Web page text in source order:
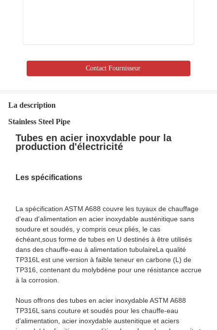
Contact Fournisseur
La description
Stainless Steel Pipe
Tubes en acier inoxydable pour la
production d'électricité
Les spécifications
La spécification ASTM A688 couvre les tuyaux de chauffage
d'eau d'alimentation en acier inoxydable austénitique sans
soudure et soudés, y compris ceux pliés, le cas
échéant,sous forme de tubes en U destinés à être utilisés
dans des chauffe-eau à alimentation tubulaireLa qualité
TP316L est une version à faible teneur en carbone (L) de
TP316, contenant du molybdène pour une résistance accrue
à la corrosion.
Nous offrons des tubes en acier inoxydable ASTM A688
TP316L sans couture et soudés pour les chauffe-eau
d'alimentation, acier inoxydable austenitique et aciers